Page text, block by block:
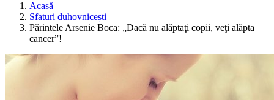
Acasă
Sfaturi duhovnicești
Părintele Arsenie Boca: „Dacă nu alăptaţi copii, veţi alăpta
cancer”!